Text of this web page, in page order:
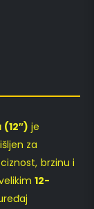
je
za
brzinu i
12-